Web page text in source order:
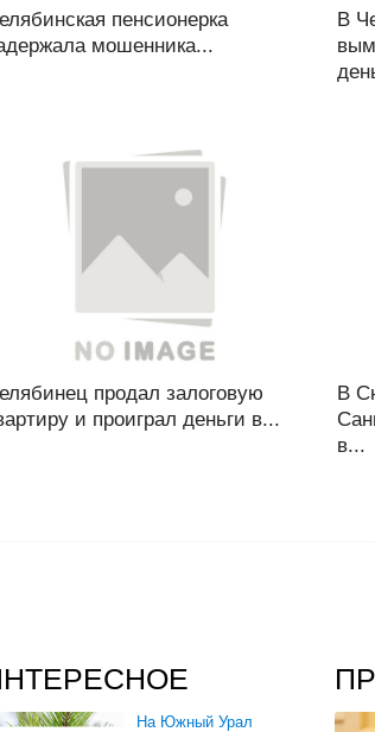
пенсионерка
мошенника...
В
продал залоговую
и проиграл деньги в...
В
в...
На Южный Урал